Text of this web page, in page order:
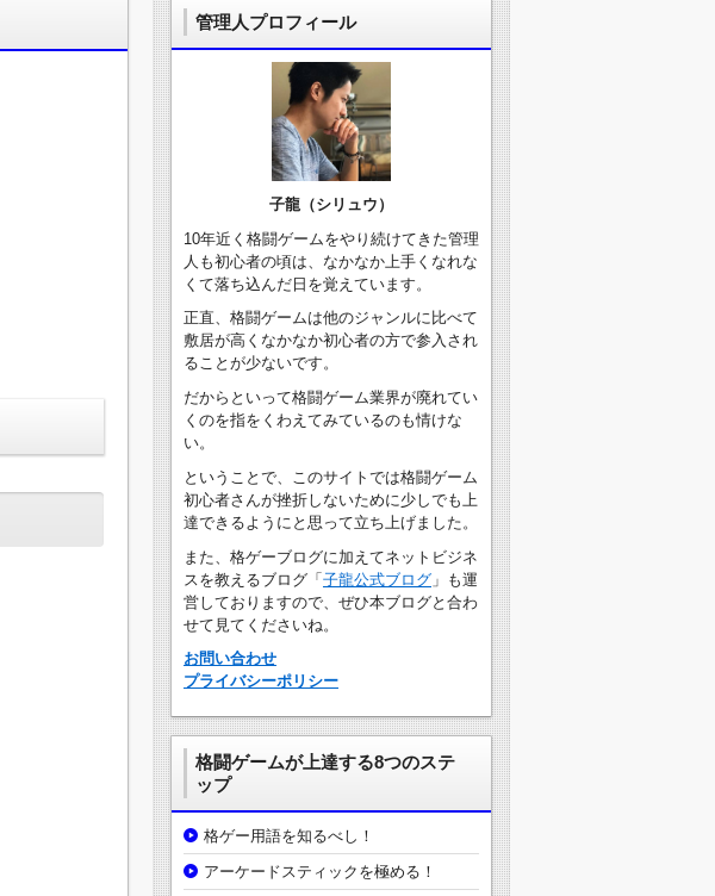
管理人プロフィール
子龍（シリュウ）
10年近く格闘ゲームをやり続けてきた管理
人も初心者の頃は、なかなか上手くなれな
くて落ち込んだ日を覚えています。
正直、格闘ゲームは他のジャンルに比べて
敷居が高くなかなか初心者の方で参入され
ることが少ないです。
だからといって格闘ゲーム業界が廃れてい
くのを指をくわえてみているのも情けな
い。
ということで、このサイトでは格闘ゲーム
初心者さんが挫折しないために少しでも上
達できるようにと思って立ち上げました。
また、格ゲーブログに加えてネットビジネ
スを教えるブログ「子龍公式ブログ 」も運
営しておりますので、ぜひ本ブログと合わ
せて見てくださいね。
お問い合わせ
プライバシーポリシー
格闘ゲームが上達する8つのステ
ップ
格ゲー用語を知るべし！
アーケードスティックを極める！